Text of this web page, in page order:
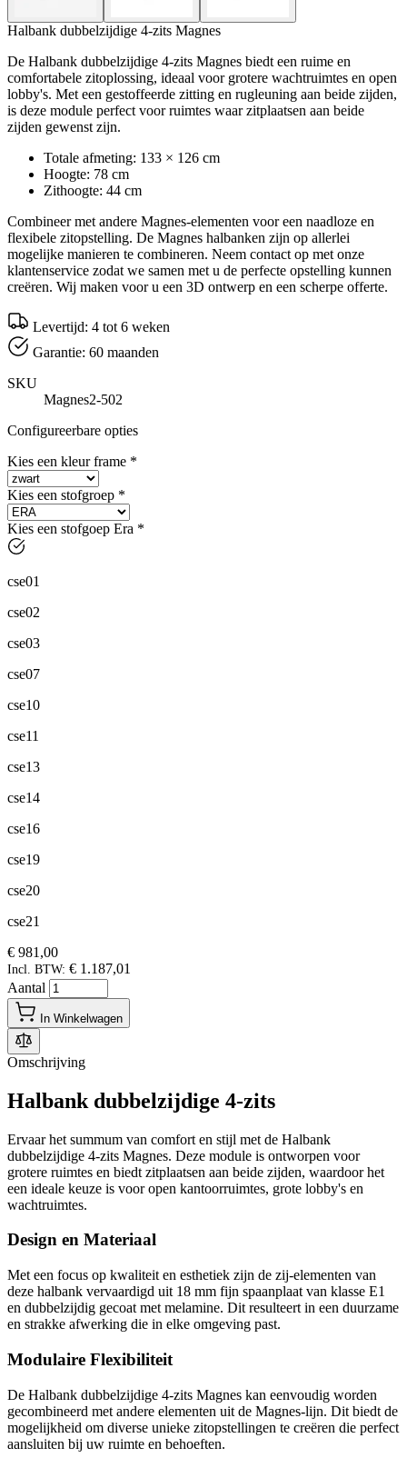
Halbank dubbelzijdige 4-zits Magnes
De Halbank dubbelzijdige 4-zits Magnes biedt een ruime en
comfortabele zitoplossing, ideaal voor grotere wachtruimtes en open
lobby's. Met een gestoffeerde zitting en rugleuning aan beide zijden,
is deze module perfect voor ruimtes waar zitplaatsen aan beide
zijden gewenst zijn.
Totale afmeting: 133 × 126 cm
Hoogte: 78 cm
Zithoogte: 44 cm
Combineer met andere Magnes-elementen voor een naadloze en
flexibele zitopstelling. De Magnes halbanken zijn op allerlei
mogelijke manieren te combineren. Neem contact op met onze
klantenservice zodat we samen met u de perfecte opstelling kunnen
creëren. Wij maken voor u een 3D ontwerp en een scherpe offerte.
Levertijd: 4 tot 6 weken
Garantie: 60 maanden
SKU
Magnes2-502
Configureerbare opties
Kies een kleur frame *
Kies een stofgroep *
Kies een stofgoep Era *
cse01
cse02
cse03
cse07
cse10
cse11
cse13
cse14
cse16
cse19
cse20
cse21
€ 981,00
Incl. BTW: € 1.187,01
Aantal
In Winkelwagen
Omschrijving
Halbank dubbelzijdige 4-zits
Ervaar het summum van comfort en stijl met de Halbank
dubbelzijdige 4-zits Magnes. Deze module is ontworpen voor
grotere ruimtes en biedt zitplaatsen aan beide zijden, waardoor het
een ideale keuze is voor open kantoorruimtes, grote lobby's en
wachtruimtes.
Design en Materiaal
Met een focus op kwaliteit en esthetiek zijn de zij-elementen van
deze halbank vervaardigd uit 18 mm fijn spaanplaat van klasse E1
en dubbelzijdig gecoat met melamine. Dit resulteert in een duurzame
en strakke afwerking die in elke omgeving past.
Modulaire Flexibiliteit
De Halbank dubbelzijdige 4-zits Magnes kan eenvoudig worden
gecombineerd met andere elementen uit de Magnes-lijn. Dit biedt de
mogelijkheid om diverse unieke zitopstellingen te creëren die perfect
aansluiten bij uw ruimte en behoeften.